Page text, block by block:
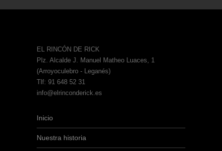
EL RINCÓN DE RICK
Plz. Alcalde J. Manuel Matheo Luaces, 1
(Arroyoculebro - Leganés)
Tlf: 91 648 52 31
info@elrinconderick.es
Inicio
Nuestra historia